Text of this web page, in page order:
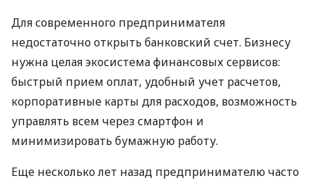
Для современного предпринимателя
недостаточно открыть банковский счет. Бизнесу
нужна целая экосистема финансовых сервисов:
быстрый прием оплат, удобный учет расчетов,
корпоративные карты для расходов, возможность
управлять всем через смартфон и
минимизировать бумажную работу.
Еще несколько лет назад предпринимателю часто